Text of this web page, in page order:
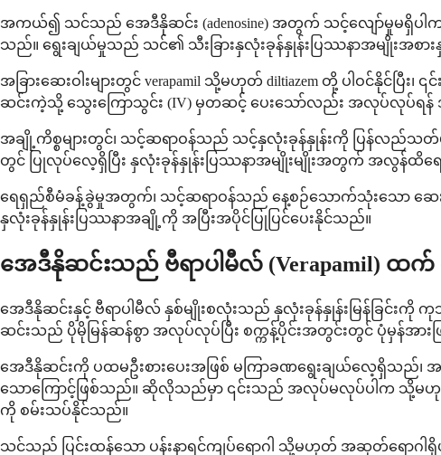
အကယ်၍ သင်သည် အေဒီနိုဆင်း (adenosine) အတွက် သင့်လျော်မှုမရှိပါက
သည်။ ရွေးချယ်မှုသည် သင်၏ သီးခြားနှလုံးခုန်နှုန်းပြဿနာအမျိုးအစ
အခြားဆေးဝါးများတွင် verapamil သို့မဟုတ် diltiazem တို့ ပါဝ
ဆင်းကဲ့သို့ သွေးကြောသွင်း (IV) မှတဆင့် ပေးသော်လည်း အလုပ်လုပ်ရန်
အချို့ကိစ္စများတွင်၊ သင့်ဆရာဝန်သည် သင့်နှလုံးခုန်နှုန်းကို ပြန်လည်သတ်
တွင် ပြုလုပ်လေ့ရှိပြီး နှလုံးခုန်နှုန်းပြဿနာအမျိုးမျိုးအတွက် အလွန်ထိ
ရေရှည်စီမံခန့်ခွဲမှုအတွက်၊ သင့်ဆရာဝန်သည် နေ့စဉ်သောက်သုံးသော ဆေးဝါး
နှလုံးခုန်နှုန်းပြဿနာအချို့ကို အပြီးအပိုင်ပြုပြင်ပေးနိုင်သည်။
အေဒီနိုဆင်းသည် ဗီရာပါမီလ် (Verapamil) ထက်
အေဒီနိုဆင်းနှင့် ဗီရာပါမီလ် နှစ်မျိုးစလုံးသည် နှလုံးခုန်နှုန်းမြန်ခြင်း
ဆင်းသည် ပိုမိုမြန်ဆန်စွာ အလုပ်လုပ်ပြီး စက္ကန့်ပိုင်းအတွင်းတွင် ပုံမှန်အ
အေဒီနိုဆင်းကို ပထမဦးစားပေးအဖြစ် မကြာခဏရွေးချယ်လေ့ရှိသည်၊
သောကြောင့်ဖြစ်သည်။ ဆိုလိုသည်မှာ ၎င်းသည် အလုပ်မလုပ်ပါက သို့မဟုတ် ပ
ကို စမ်းသပ်နိုင်သည်။
သင်သည် ပြင်းထန်သော ပန်းနာရင်ကျပ်ရောဂါ သို့မဟုတ် အဆုတ်ရောဂါ